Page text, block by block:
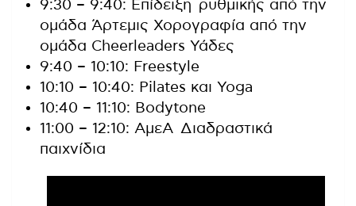
9:30 – 9:40: Επίδειξη ρυθμικής από την
ομάδα Άρτεμις Χορογραφία από την
ομάδα Cheerleaders Υάδες
9:40 – 10:10: Freestyle
10:10 – 10:40: Pilates και Yoga
10:40 – 11:10: Bodytone
11:00 – 12:10: ΑμεΑ Διαδραστικά
παιχνίδια